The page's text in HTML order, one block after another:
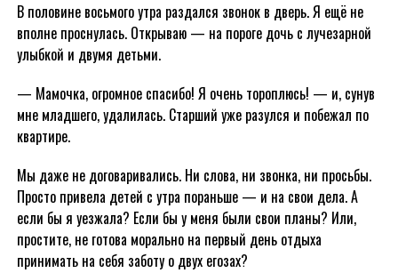
В половине восьмого утра раздался звонок в дверь. Я ещё не
вполне проснулась. Открываю — на пороге дочь с лучезарной
улыбкой и двумя детьми.
— Мамочка, огромное спасибо! Я очень тороплюсь! — и, сунув
мне младшего, удалилась. Старший уже разулся и побежал по
квартире.
Мы даже не договаривались. Ни слова, ни звонка, ни просьбы.
Просто привела детей с утра пораньше — и на свои дела. А
если бы я уезжала? Если бы у меня были свои планы? Или,
простите, не готова морально на первый день отдыха
принимать на себя заботу о двух егозах?